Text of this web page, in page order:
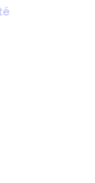
faut-
?